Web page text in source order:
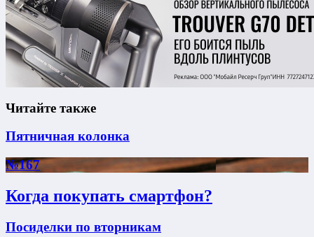
Читайте также
Пятничная колонка
№167
Когда покупать смартфон?
Посиделки по вторникам